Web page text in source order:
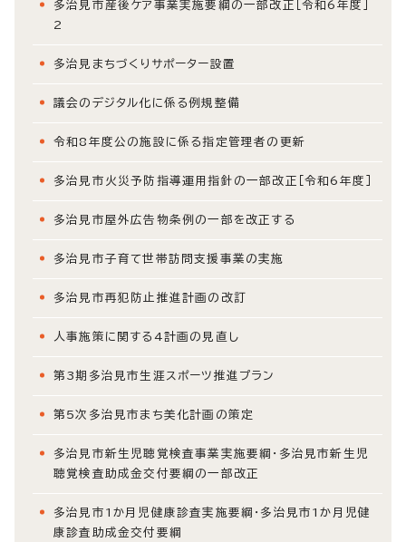
多治見市産後ケア事業実施要綱の一部改正［令和6年度］
2
多治見まちづくりサポーター設置
議会のデジタル化に係る例規整備
令和8年度公の施設に係る指定管理者の更新
多治見市火災予防指導運用指針の一部改正［令和6年度］
多治見市屋外広告物条例の一部を改正する
多治見市子育て世帯訪問支援事業の実施
多治見市再犯防止推進計画の改訂
人事施策に関する4計画の見直し
第3期多治見市生涯スポーツ推進プラン
第5次多治見市まち美化計画の策定
多治見市新生児聴覚検査事業実施要綱・多治見市新生児
聴覚検査助成金交付要綱の一部改正
多治見市1か月児健康診査実施要綱・多治見市1か月児健
康診査助成金交付要綱